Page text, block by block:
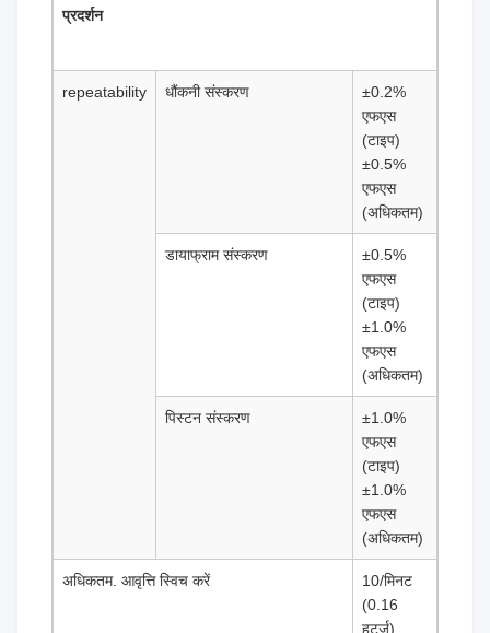
प्रदर्शन
repeatability धौंकनी संस्करण
±0.2%
एफएस
(टाइप)
±0.5%
एफएस
(अधिकतम)
डायाफ्राम संस्करण
±0.5%
एफएस
(टाइप)
±1.0%
एफएस
(अधिकतम)
पिस्टन संस्करण
±1.0%
एफएस
(टाइप)
±1.0%
एफएस
(अधिकतम)
अधिकतम. आवृत्ति स्विच करें
10/मिनट
(0.16
हर्ट्ज)